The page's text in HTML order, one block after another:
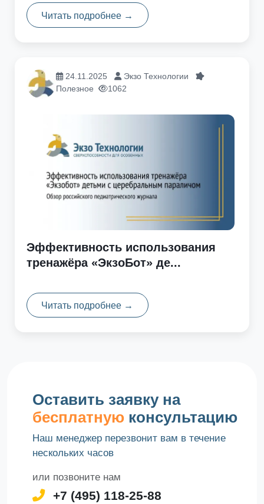
Читать подробнее →
24.11.2025
Экзо Технологии
Полезное
1062
Эффективность использования
тренажёра «ЭкзоБот» де...
Читать подробнее →
Оставить заявку на
бесплатнуюконсультацию
Наш менеджер перезвонит вам в течение
нескольких часов
или позвоните нам
+7 (495) 118-25-88